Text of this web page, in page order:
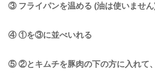
③ フライパンを温める (油は使いませ
④ ①を③に並べいれる
⑤ ②とキムチを豚肉の下の方に入れて